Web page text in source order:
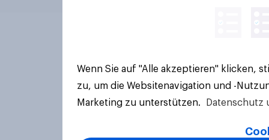
Wenn Sie auf "Alle akzeptieren" klicken,
zu, um die Websitenavigation und -
Marketing zu unterstützen.
Datenschutz